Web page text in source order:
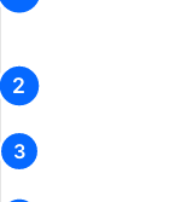
y
o
r